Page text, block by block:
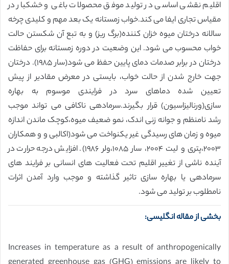
اقلیم نقشی اساسی در تولید موفق محصولات باغی و خشکبار در
مقیاس تجاری ایفا می کند.خواب زمستانه یک بعد مهم و کلیدی چرخه
سالانه درختان میوه خزان کننده(برگ ریز) و به تبع آن شکستن حالت
خواب محسوب می شود. این وضعیت در دوره زمستانه برای حفاظت
درختان در برابر صدمات دمای پایین حفظ می شود(سار ۱۹۸۵). درختان
جهت خارج شدن از حالت خواب، بایستی در معرض مقادیر از پیش
تعیین شده دماهای سرد در فرایندی موسوم به بهاره
سازی(ورنالیزاسیون) قرار بگیرند.سرمادهی ناکافی می تواند موجب
رشد نامنظم و جوانه زنی اندک، نمو ضعیف میوه،کوچک ماندن اندازه
میوه و زمان های رسیدگی غیر یکنواخت می شود(اکالبی و و همکاران
۲۰۰۳،پتری و لیت ۲۰۰۴، سار ۱۰۸۵،ولر ۱۹۸۶). افزایش درجه حرارت در
آینده ناشی از تغییر اقلیم تحت فعالیت های انسانی بر فرایند های
سرمادهی یا بهاره سازی تاثیر گذاشته و موجب وارد آمدن اثرات
نامطلوب بر تولید می شود.
بخشی از مقاله انگلیسی:
Increases in temperature as a result of anthropogenically